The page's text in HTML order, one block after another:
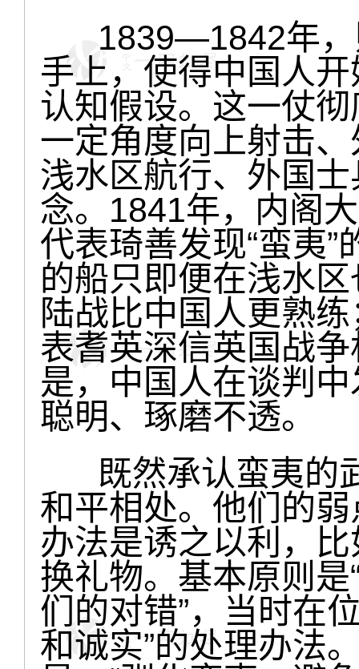
1839—1842年，
手上，使得中国人
认知假设。这一仗
一定角度向上射击
浅水区航行、外国
念。1841年，内阁
代表琦善发现“蛮夷
的船只即便在浅水
陆战比中国人更熟
表耆英深信英国战
是，中国人在谈判中
聪明、琢磨不透。
既然承认蛮夷的
和平相处。他们的
办法是诱之以利，
换礼物。基本原则
们的对错”，当时在
和诚实”的处理办法